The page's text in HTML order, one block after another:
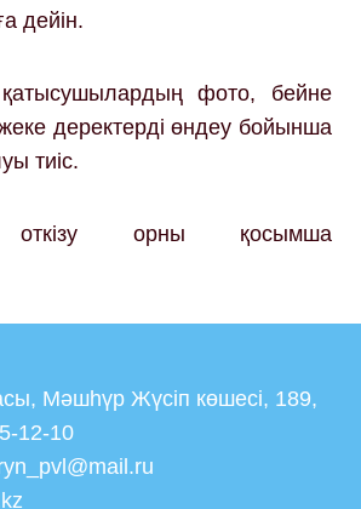
дейін.
фото, бейне
жеке деректерді өндеу бойынша
тиіс.
откізу орны қосымша
Мәшһүр Жүсіп көшесі, 189,
12-10